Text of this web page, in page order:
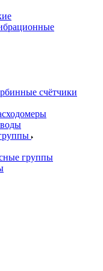
счётчики
группы